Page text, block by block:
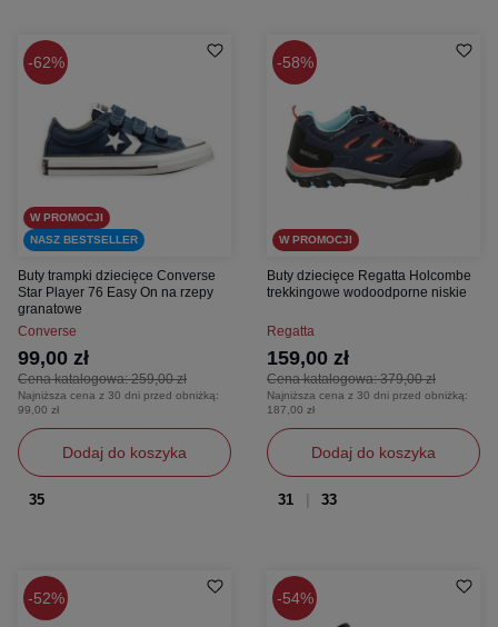
62%
W PROMOCJI
NASZ BESTSELLER
Buty trampki dziecięce Converse
Star Player 76 Easy On na rzepy
granatowe
Converse
Cena katalogowa:259,00 zł
99,00 zł
Najniższa cena z 30 dni przed obniżką:
99,00 zł
Dodaj do koszyka
35
58%
W PROMOCJI
Buty dziecięce Regatta Holcombe
trekkingowe wodoodporne niskie
Regatta
Cena katalogowa:379,00 zł
159,00 zł
Najniższa cena z 30 dni przed obniżką:
187,00 zł
Dodaj do koszyka
31 33
52% 54%